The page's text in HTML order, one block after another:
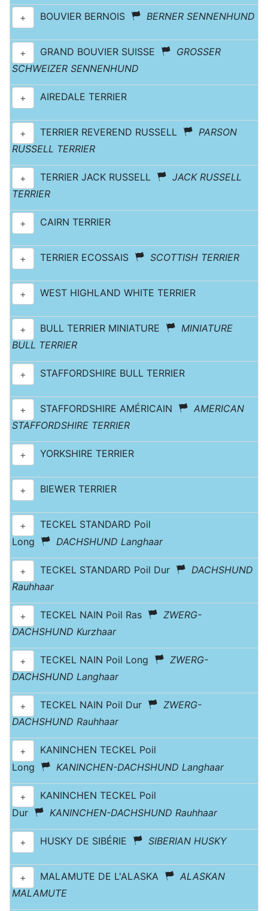
+ BOUVIER BERNOIS BERNER SENNENHUND
+ GRAND BOUVIER SUISSE
GROSSER
SCHWEIZER SENNENHUND
+ AIREDALE TERRIER
+ TERRIER REVEREND RUSSELL
PARSON
RUSSELL TERRIER
+ TERRIER JACK RUSSELL
JACK RUSSELL
TERRIER
+ CAIRN TERRIER
+ TERRIER ECOSSAIS SCOTTISH TERRIER
+ WEST HIGHLAND WHITE TERRIER
+ BULL TERRIER MINIATURE
MINIATURE
BULL TERRIER
+ STAFFORDSHIRE BULL TERRIER
+ STAFFORDSHIRE AMÉRICAIN
AMERICAN
STAFFORDSHIRE TERRIER
+ YORKSHIRE TERRIER
+ BIEWER TERRIER
+
TECKEL STANDARD Poil
Long
DACHSHUND Langhaar
+ TECKEL STANDARD Poil Dur
DACHSHUND
Rauhhaar
+ TECKEL NAIN Poil Ras
ZWERG-
DACHSHUND Kurzhaar
+ TECKEL NAIN Poil Long
ZWERG-
DACHSHUND Langhaar
+ TECKEL NAIN Poil Dur
ZWERG-
DACHSHUND Rauhhaar
+
KANINCHEN TECKEL Poil
Long
KANINCHEN-DACHSHUND Langhaar
+
KANINCHEN TECKEL Poil
Dur
KANINCHEN-DACHSHUND Rauhhaar
+ HUSKY DE SIBÉRIE SIBERIAN HUSKY
+ MALAMUTE DE L'ALASKA
ALASKAN
MALAMUTE